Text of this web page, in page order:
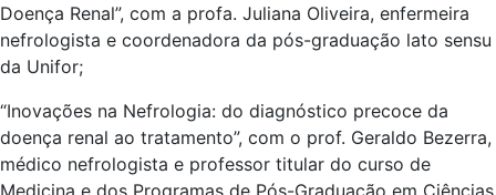
Doença Renal”, com a profa. Juliana Oliveira, enfermeira
nefrologista e coordenadora da pós-graduação lato sensu
da Unifor;
“Inovações na Nefrologia: do diagnóstico precoce da
doença renal ao tratamento”, com o prof. Geraldo Bezerra,
médico nefrologista e professor titular do curso de